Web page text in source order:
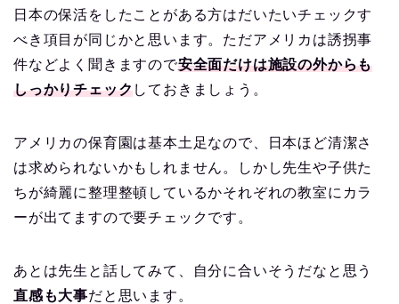
日本の保活をしたことがある方はだいたいチェックす
べき項目が同じかと思います。ただアメリカは誘拐事
件などよく聞きますので安全面だけは施設の外からも
しっかりチェックしておきましょう。
アメリカの保育園は基本土足なので、日本ほど清潔さ
は求められないかもしれません。しかし先生や子供た
ちが綺麗に整理整頓しているかそれぞれの教室にカラ
ーが出てますので要チェックです。
あとは先生と話してみて、自分に合いそうだなと思う
直感も大事だと思います。